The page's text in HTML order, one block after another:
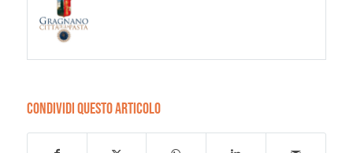
CONDIVIDI QUESTO ARTICOLO